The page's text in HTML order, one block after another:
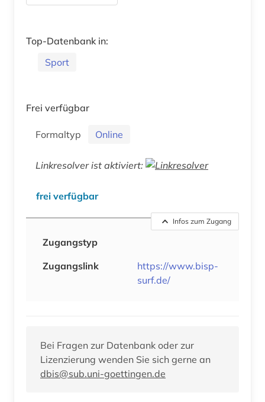
Top-Datenbank in:
Sport
Frei verfügbar
Formaltyp Online
Linkresolver ist aktiviert:
frei verfügbar
Infos zum Zugang
Zugangstyp
Zugangslink
https://www.bisp-
surf.de/
Bei Fragen zur Datenbank oder zur
Lizenzierung wenden Sie sich gerne an
dbis@sub.uni-goettingen.de